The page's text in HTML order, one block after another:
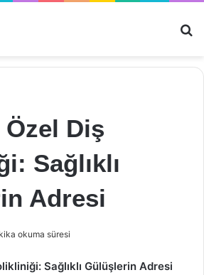
Diş
Sağlıklı
Adresi
okuma süresi
Sağlıklı Gülüşlerin Adresi